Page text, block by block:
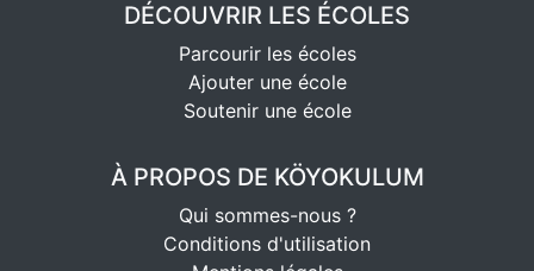
DÉCOUVRIR LES ÉCOLES
Parcourir les écoles
Ajouter une école
Soutenir une école
À PROPOS DE KÖYOKULUM
Qui sommes-nous ?
Conditions d'utilisation